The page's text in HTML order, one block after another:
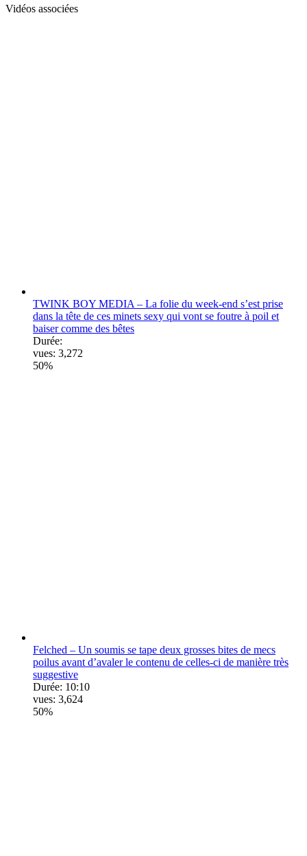
Vidéos associées
TWINK BOY MEDIA – La folie du week-end s’est prise
dans la tête de ces minets sexy qui vont se foutre à poil et
baiser comme des bêtes
Durée:
vues: 3,272
50%
Felched – Un soumis se tape deux grosses bites de mecs
poilus avant d’avaler le contenu de celles-ci de manière très
suggestive
Durée: 10:10
vues: 3,624
50%